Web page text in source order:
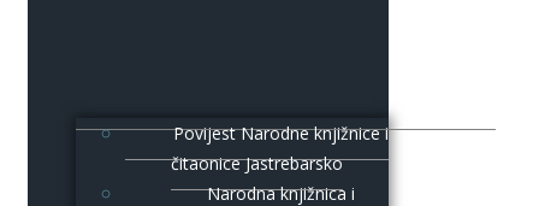
Povijest Narodne knjižnice i
čitaonice Jastrebarsko
Narodna knjižnica i